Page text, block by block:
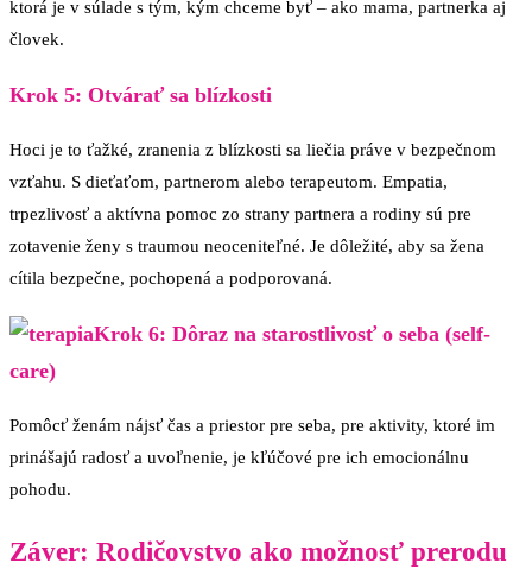
ktorá je v súlade s tým, kým chceme byť – ako mama, partnerka aj
človek.
Krok 5: Otvárať sa blízkosti
Hoci je to ťažké, zranenia z blízkosti sa liečia práve v bezpečnom
vzťahu. S dieťaťom, partnerom alebo terapeutom. Empatia,
trpezlivosť a aktívna pomoc zo strany partnera a rodiny sú pre
zotavenie ženy s traumou neoceniteľné. Je dôležité, aby sa žena
cítila bezpečne, pochopená a podporovaná.
Krok 6: Dôraz na starostlivosť o seba (self-
care)
Pomôcť ženám nájsť čas a priestor pre seba, pre aktivity, ktoré im
prinášajú radosť a uvoľnenie, je kľúčové pre ich emocionálnu
pohodu.
Záver: Rodičovstvo ako možnosť prerodu